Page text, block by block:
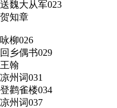
送魏大从军023
贺知章
咏柳026
回乡偶书029
王翰
凉州词031
登鹳雀楼034
凉州词037